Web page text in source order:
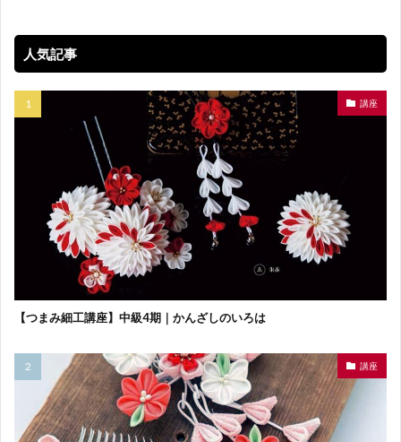
人気記事
講座
【つまみ細工講座】中級4期｜かんざしのいろは
講座